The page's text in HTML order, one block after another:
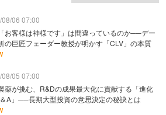
06 07:00
お客様は神様です」は間違っているのか──デー
の巨匠フェーダー教授が明かす「CLV」の本質
05 07:00
薬が挑む、R&Dの成果最大化に貢献する「進化
A」──長期大型投資の意思決定の秘訣とは